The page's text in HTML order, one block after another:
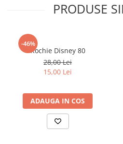
PRODUSE
-46%
Rochie Disney 80
28,00 Lei
15,00 Lei
ADAUGA IN COS